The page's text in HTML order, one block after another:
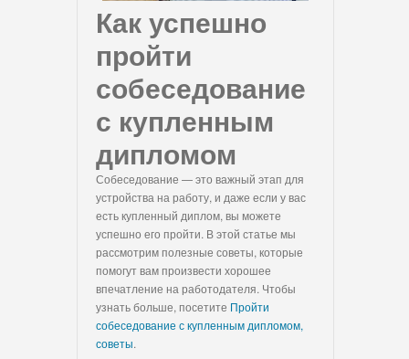
Как успешно
пройти
собеседование
с купленным
дипломом
Собеседование — это важный этап для
устройства на работу, и даже если у вас
есть купленный диплом, вы можете
успешно его пройти. В этой статье мы
рассмотрим полезные советы, которые
помогут вам произвести хорошее
впечатление на работодателя. Чтобы
узнать больше, посетите Пройти
собеседование с купленным дипломом,
советы.